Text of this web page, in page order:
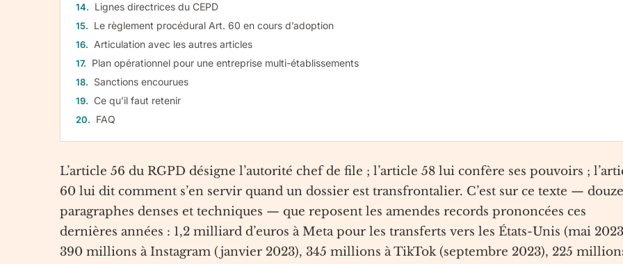
Lignes directrices du CEPD
Le règlement procédural Art. 60 en cours d’adoption
Articulation avec les autres articles
Plan opérationnel pour une entreprise multi-établissements
Sanctions encourues
Ce qu’il faut retenir
FAQ
L’article 56 du RGPD désigne l’autorité chef de file ; l’article 58 lui confère ses pouvoirs ;
60 lui dit comment s’en servir quand un dossier est transfrontalier. C’est sur ce texte — douze
paragraphes denses et techniques — que reposent les amendes records prononcées ces
dernières années : 1,2 milliard d’euros à Meta pour les transferts vers les États-Unis (mai
390 millions à Instagram (janvier 2023), 345 millions à TikTok (septembre 2023), 225